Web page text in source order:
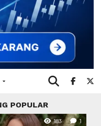
POPULAR
183 1